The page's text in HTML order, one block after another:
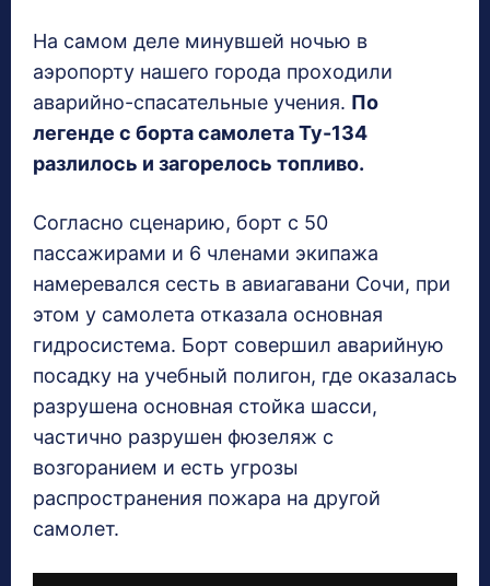
На самом деле минувшей ночью в
аэропорту нашего города проходили
аварийно-спасательные учения. По
легенде с борта самолета Ту-134
разлилось и загорелось топливо.
Согласно сценарию, борт с 50
пассажирами и 6 членами экипажа
намеревался сесть в авиагавани Сочи, при
этом у самолета отказала основная
гидросистема. Борт совершил аварийную
посадку на учебный полигон, где оказалась
разрушена основная стойка шасси,
частично разрушен фюзеляж с
возгоранием и есть угрозы
распространения пожара на другой
самолет.